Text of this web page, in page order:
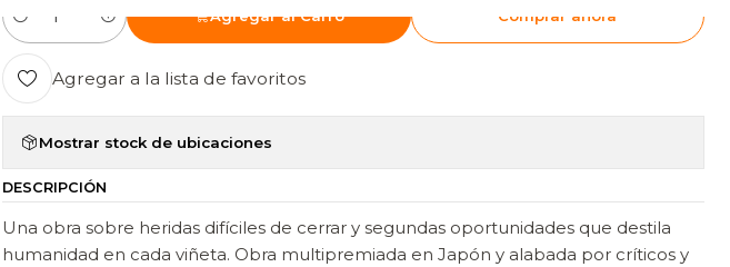
Cantidad
Agregar al Carro Comprar ahora
Agregar a la lista de favoritos
Mostrar stock de ubicaciones
DESCRIPCIÓN
Una obra sobre heridas difíciles de cerrar y segundas oportunidades que destila
humanidad en cada viñeta. Obra multipremiada en Japón y alabada por críticos y